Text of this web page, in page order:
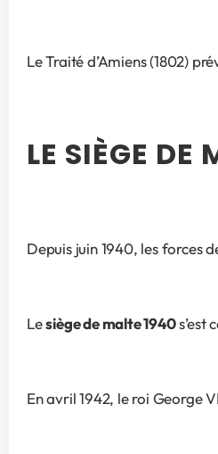
Le Traité d’Amiens (1802)
LE SIÈGE
Depuis juin 1940, les forces
Le siège de malte 1940 s’est
En avril 1942, le roi George